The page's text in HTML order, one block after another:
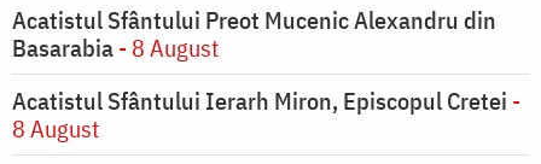
Acatistul Sfântului Preot Mucenic Alexandru din
Basarabia- 8 August
Acatistul Sfântului Ierarh Miron, Episcopul Cretei -
8 August